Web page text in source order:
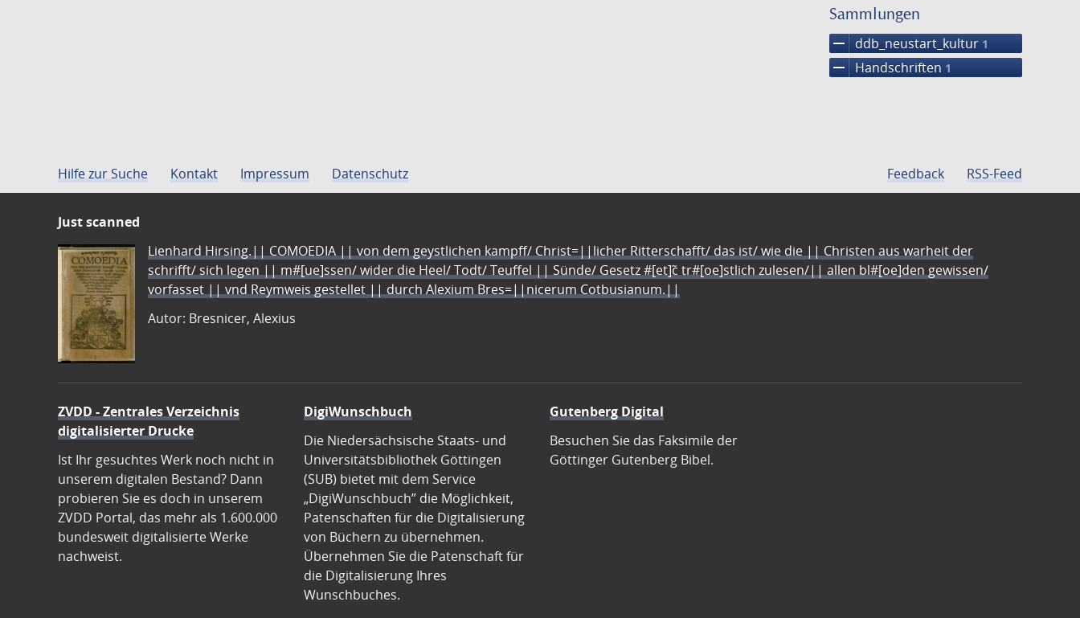
Sammlungen
remove ddb_neustart_kultur 1
remove Handschriften 1
Hilfe zur Suche Kontakt Impressum Datenschutz Feedback RSS-Feed
Just scanned
Lienhard Hirsing.|| COMOEDIA || von dem geystlichen kampff/ Christ=||licher Ritterschafft/ das ist/ wie die || Christen aus warheit der
schrifft/ sich legen || m#[ue]ssen/ wider die Heel/ Todt/ Teuffel || Sünde/ Gesetz #[et]c̃ tr#[oe]stlich zulesen/|| allen bl#[oe]den gewissen/
vorfasset || vnd Reymweis gestellet || durch Alexium Bres=||nicerum Cotbusianum.||
Autor: Bresnicer, Alexius
ZVDD - Zentrales Verzeichnis
digitalisierter Drucke
Ist Ihr gesuchtes Werk noch nicht in
unserem digitalen Bestand? Dann
probieren Sie es doch in unserem
ZVDD Portal, das mehr als 1.600.000
bundesweit digitalisierte Werke
nachweist.
DigiWunschbuch
Die Niedersächsische Staats- und
Universitätsbibliothek Göttingen
(SUB) bietet mit dem Service
„DigiWunschbuch” die Möglichkeit,
Patenschaften für die Digitalisierung
von Büchern zu übernehmen.
Übernehmen Sie die Patenschaft für
die Digitalisierung Ihres
Wunschbuches.
Gutenberg Digital
Besuchen Sie das Faksimile der
Göttinger Gutenberg Bibel.